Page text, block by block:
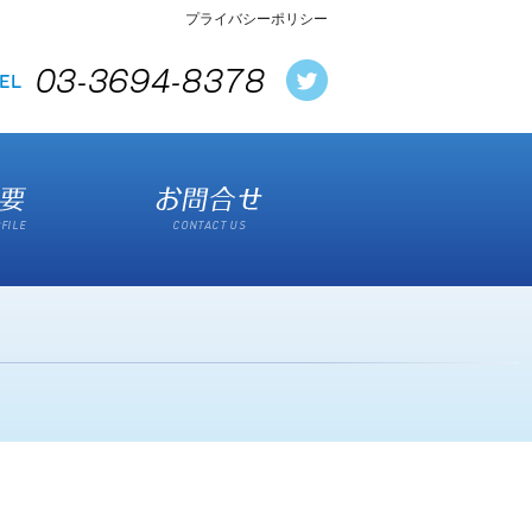
プライバシーポリシー